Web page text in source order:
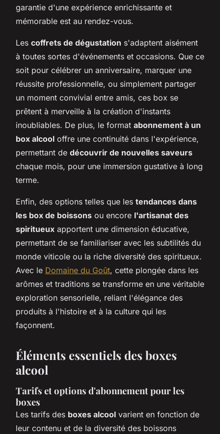
garantie d'une expérience enrichissante et
mémorable est au rendez-vous.
Les coffrets de dégustation s'adaptent aisément
à toutes sortes d'événements et occasions. Que ce
soit pour célébrer un anniversaire, marquer une
réussite professionnelle, ou simplement partager
un moment convivial entre amis, ces box se
prêtent à merveille à la création d'instants
inoubliables. De plus, le format abonnement à un
box alcool offre une continuité dans l'expérience,
permettant de découvrir de nouvelles saveurs
chaque mois, pour une immersion gustative à long
terme.
Enfin, des options telles que les tendances dans
les box de boissons ou encore l'artisanat des
spiritueux apportent une dimension éducative,
permettant de se familiariser avec les subtilités du
monde viticole ou la riche diversité des spiritueux.
Avec le Domaine du Goût, cette plongée dans les
arômes et traditions se transforme en une véritable
exploration sensorielle, reliant l'élégance des
produits à l'histoire et à la culture qui les
façonnent.
Éléments essentiels des boxes
alcool
Tarifs et options d'abonnement pour les
boxes
Les tarifs des boxes alcool varient en fonction de
leur contenu et de la diversité des boissons